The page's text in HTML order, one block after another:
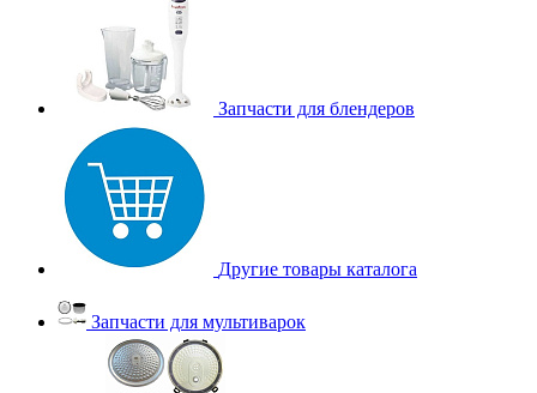
Запчасти для блендеров
Другие товары каталога
Запчасти для мультиварок